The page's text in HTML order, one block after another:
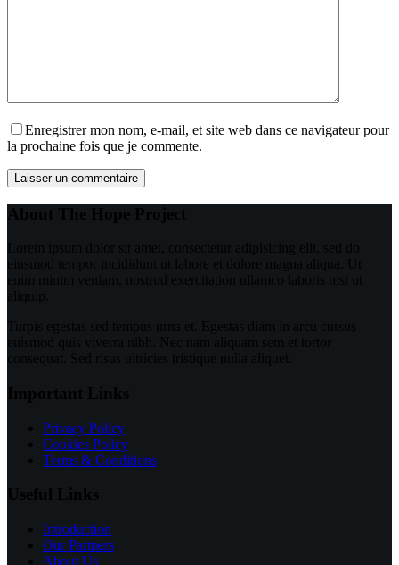
Enregistrer mon nom, e-mail, et site web dans ce navigateur pour
la prochaine fois que je commente.
Laisser un commentaire
About The Hope Project
Lorem ipsum dolor sit amet, consectetur adipisicing elit, sed do
eiusmod tempor incididunt ut labore et dolore magna aliqua. Ut
enim minim veniam, nostrud exercitation ullamco laboris nisi ut
aliquip.
Turpis egestas sed tempus urna et. Egestas diam in arcu cursus
euismod quis viverra nibh. Nec nam aliquam sem et tortor
consequat. Sed risus ultricies tristique nulla aliquet.
Important Links
Privacy Policy
Cookies Policy
Terms & Conditions
Useful Links
Introduction
Our Partners
About Us